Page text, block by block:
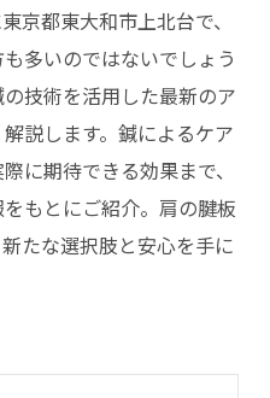
京都東大和市上北台で、
多いのではないでしょう
技術を活用した最新のア
説します。鍼によるケア
に期待できる効果まで、
もとにご紹介。肩の腱板
たな選択肢と安心を手に